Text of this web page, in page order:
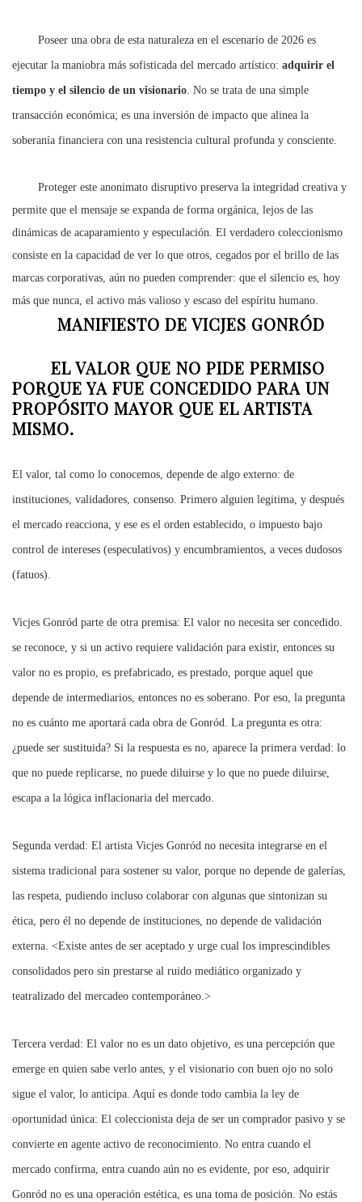
Poseer una obra de esta naturaleza en el escenario de 2026 es
ejecutar la maniobra más sofisticada del mercado artístico: adquirir el
tiempo y el silencio de un visionario. No se trata de una simple
transacción económica; es una inversión de impacto que alinea la
soberanía financiera con una resistencia cultural profunda y consciente.
Proteger este anonimato disruptivo preserva la integridad creativa y
permite que el mensaje se expanda de forma orgánica, lejos de las
dinámicas de acaparamiento y especulación. El verdadero coleccionismo
consiste en la capacidad de ver lo que otros, cegados por el brillo de las
marcas corporativas, aún no pueden comprender: que el silencio es, hoy
más que nunca, el activo más valioso y escaso del espíritu humano.
MANIFIESTO DE VICJES GONRÓD
EL VALOR QUE NO PIDE PERMISO
PORQUE YA FUE CONCEDIDO PARA UN
PROPÓSITO MAYOR QUE EL ARTISTA
MISMO.
El valor, tal como lo conocemos, depende de algo externo: de
instituciones, validadores, consenso. Primero alguien legitima, y después
el mercado reacciona, y ese es el orden establecido, o impuesto bajo
control de intereses (especulativos) y encumbramientos, a veces dudosos
(fatuos).
Vicjes Gonród parte de otra premisa: El valor no necesita ser concedido.
se reconoce, y si un activo requiere validación para existir, entonces su
valor no es propio, es prefabricado, es prestado, porque aquel que
depende de intermediarios, entonces no es soberano. Por eso, la pregunta
no es cuánto me aportará cada obra de Gonród. La pregunta es otra:
¿puede ser sustituida? Si la respuesta es no, aparece la primera verdad: lo
que no puede replicarse, no puede diluirse y lo que no puede diluirse,
escapa a la lógica inflacionaria del mercado.
Segunda verdad: El artista Vicjes Gonród no necesita integrarse en el
sistema tradicional para sostener su valor, porque no depende de galerías,
las respeta, pudiendo incluso colaborar con algunas que sintonizan su
ética, pero él no depende de instituciones, no depende de validación
externa. <Existe antes de ser aceptado y urge cual los imprescindibles
consolidados pero sin prestarse al ruido mediático organizado y
teatralizado del mercadeo contemporáneo.>
Tercera verdad: El valor no es un dato objetivo, es una percepción que
emerge en quien sabe verlo antes, y el visionario con buen ojo no solo
sigue el valor, lo anticipa. Aquí es donde todo cambia la ley de
oportunidad única: El coleccionista deja de ser un comprador pasivo y se
convierte en agente activo de reconocimiento. No entra cuando el
mercado confirma, entra cuando aún no es evidente, por eso, adquirir
Gonród no es una operación estética, es una toma de posición. No estás